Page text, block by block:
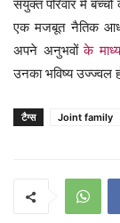
संयुक्त परिवार में
एक मजबूत नैतिक
अपने अनुभवोंके
उनका भविष्य उज्ज्वल
टैग्स Joint family